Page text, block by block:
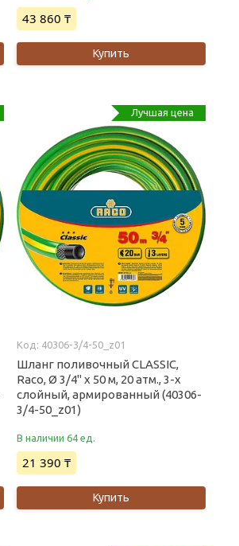
43 860 ₸
Купить
Лучшая цена
40306-3/4-50_z01
Шланг поливочный CLASSIC,
Raco, Ø 3/4" x 50 м, 20 атм., 3-x
слойный, армированный (40306-
3/4-50_z01)
В наличии 64 ед.
21 390 ₸
Купить